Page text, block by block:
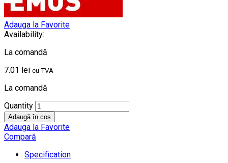
Adauga la Favorite
Availability:
La comandă
7.01 lei cu TVA
La comandă
Quantity
Adaugă în coș
Adauga la Favorite
Compară
Specification